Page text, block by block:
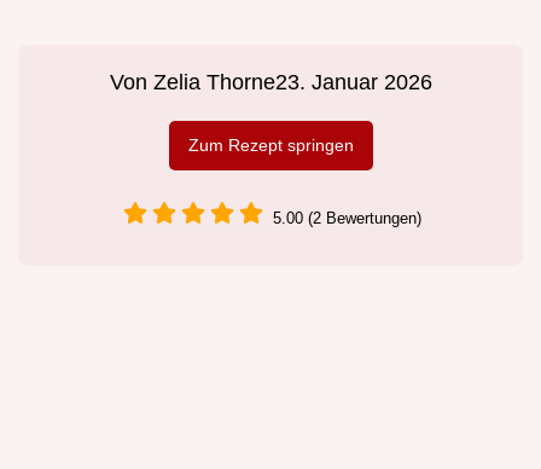
Von Zelia Thorne23. Januar 2026
Zum Rezept springen
5.00 (2 Bewertungen)